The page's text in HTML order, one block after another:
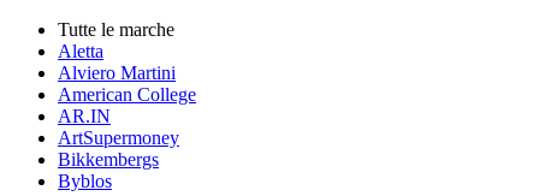
Tutte le marche
Aletta
Alviero Martini
American College
AR.IN
ArtSupermoney
Bikkembergs
Byblos